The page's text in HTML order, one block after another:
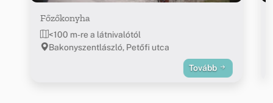
Főzőkonyha
<100 m-re a látnivalótól
Bakonyszentlászló, Petőfi utca
Tovább